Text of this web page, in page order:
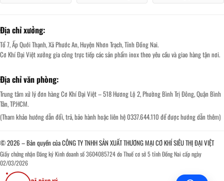
Địa chỉ xưởng:
Tổ 7, Ấp Quới Thạnh, Xã Phước An, Huyện Nhơn Trạch, Tỉnh Đồng Nai.
Cơ Khí Đại Việt xưởng gia công trực tiếp các sản phẩm inox theo yêu cầu và giao hàng tận nơi.
Địa chỉ văn phòng:
Trung tâm xử lý đơn hàng Cơ Khí Đại Việt – 518 Hương Lộ 2, Phường Bình Trị Đông, Quận Bình
Tân, TP.HCM.
(Tham khảo hướng dẫn đổi, trả, bảo hành hoặc liên hệ 0337.644.110 để được hướng dẫn thêm)
© 2026 – Bản quyền của CÔNG TY TNHH SẢN XUẤT THƯƠNG MẠI CƠ KHÍ SIÊU THỊ ĐẠI VIỆT
Giấy chứng nhận Đăng ký Kinh doanh số 3604085724 do Thuế cơ sở 5 tỉnh Đồng Nai cấp ngày
02/03/2026